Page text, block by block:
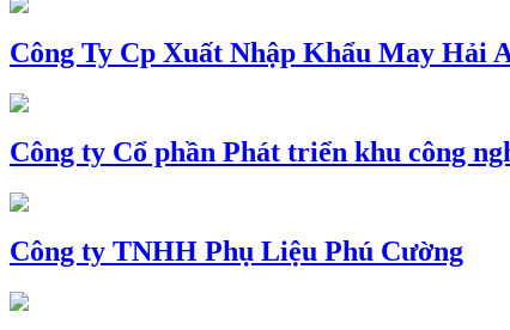
Công Ty Cp Xuất Nhập Khẩu May Hải
Công ty Cổ phần Phát triển khu công
Công ty TNHH Phụ Liệu Phú Cường